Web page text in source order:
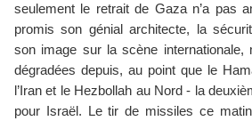
seulement le retrait de Gaza n’a pas
promis son génial architecte, la
son image sur la scène
dégradées depuis, au point que le
l’Iran et le Hezbollah au Nord - la
pour Israël. Le tir de missiles ce